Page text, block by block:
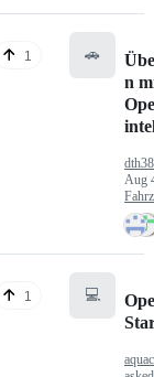
1 🚗
n
Aug
1 💻